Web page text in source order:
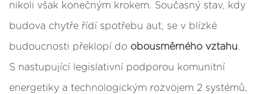
nikoli však konečným krokem. Současný stav, kdy
budova chytře řídí spotřebu aut, se v blízké
budoucnosti překlopí do obousměrného vztahu.
S nastupující legislativní podporou komunitní
energetiky a technologickým rozvojem 2 systémů,